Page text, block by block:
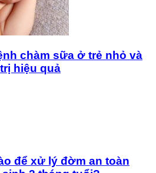
chàm sữa ở trẻ nhỏ và
hiệu quả
để xử lý đờm an toàn